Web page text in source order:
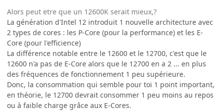
Alors peut etre que un 12600K serait mieux,?
La génération d'Intel 12 introduit 1 nouvelle architecture avec
2 types de cores : les P-Core (pour la performance) et les E-
Core (pour l'efficience)
La différence notable entre le 12600 et le 12700, c'est que le
12600 n'a pas de E-Core alors que le 12700 en a 2 ... en plus
des fréquences de fonctionnement 1 peu supérieure.
Donc, la consommation qui semble pour toi 1 point important,
en théorie, le 12700 devrait consommer 1 peu moins au repos
ou à faible charge grâce aux E-Cores.